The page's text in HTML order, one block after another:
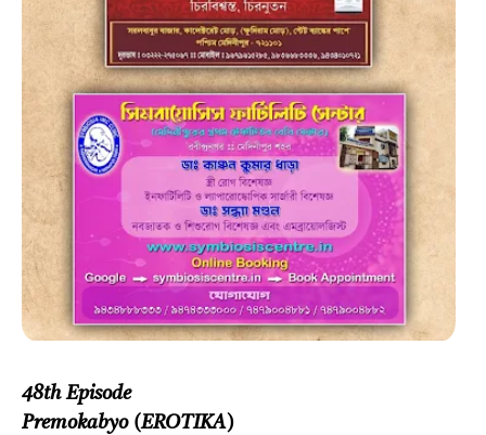
48th Episode
Premokabyo (EROTIKA)